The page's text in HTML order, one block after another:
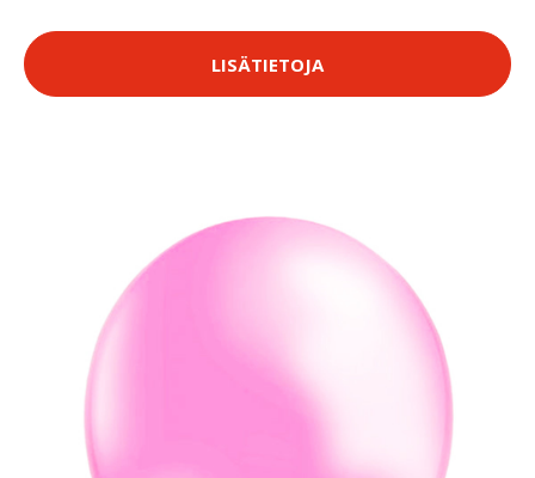
LISÄTIETOJA